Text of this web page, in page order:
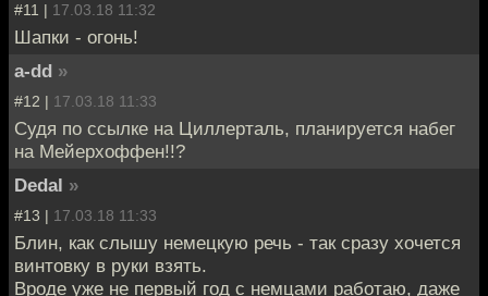
#11 | 17.03.18 11:32
Шапки - огонь!
a-dd »
#12 | 17.03.18 11:33
Судя по ссылке на Циллерталь, планируется набег
на Мейерхоффен!!?
Dedal »
#13 | 17.03.18 11:33
Блин, как слышу немецкую речь - так сразу хочется
винтовку в руки взять.
Вроде уже не первый год с немцами работаю, даже